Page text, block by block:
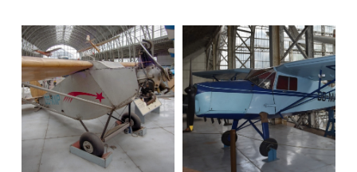
Avion de transport civil et
militaire - Allemagne -
Premier vol en septembre
1930 - Vit. Max. 271 km/h - En
service à la SABENA de 1936
à 1946 - Entre au musée en
2001.
1919 - 1945|Avion
Planeur - Belgique - Premier
vol vers 1931 - Entre au
musée en 1971.
1919 - 1945 Planeur